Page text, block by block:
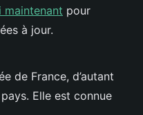
maintenant pour
à jour.
de France, d’autant
Elle est connue